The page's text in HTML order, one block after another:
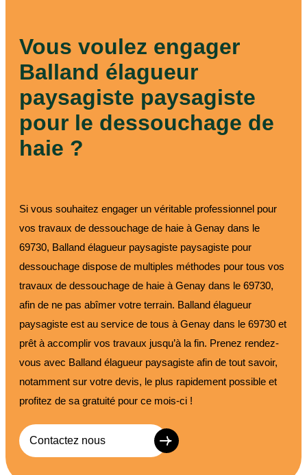
Vous voulez engager
Balland élagueur
paysagiste paysagiste
pour le dessouchage de
haie ?
Si vous souhaitez engager un véritable professionnel pour
vos travaux de dessouchage de haie à Genay dans le
69730, Balland élagueur paysagiste paysagiste pour
dessouchage dispose de multiples méthodes pour tous vos
travaux de dessouchage de haie à Genay dans le 69730,
afin de ne pas abîmer votre terrain. Balland élagueur
paysagiste est au service de tous à Genay dans le 69730 et
prêt à accomplir vos travaux jusqu’à la fin. Prenez rendez-
vous avec Balland élagueur paysagiste afin de tout savoir,
notamment sur votre devis, le plus rapidement possible et
profitez de sa gratuité pour ce mois-ci !
Contactez nous